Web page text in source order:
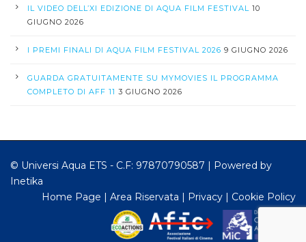
IL VIDEO DELL’XI EDIZIONE DI AQUA FILM FESTIVAL 10
GIUGNO 2026
I PREMI FINALI DI AQUA FILM FESTIVAL 2026 9 GIUGNO 2026
GUARDA GRATUITAMENTE SU MYMOVIES IL PROGRAMMA
COMPLETO DI AFF 11 3 GIUGNO 2026
© Universi Aqua ETS - C.F: 97870790587 | Powered by
Inetika
Home Page | Area Riservata | Privacy | Cookie Policy